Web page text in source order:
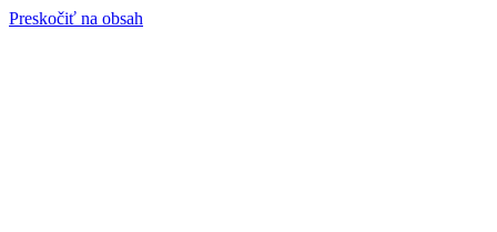
Preskočiť na obsah